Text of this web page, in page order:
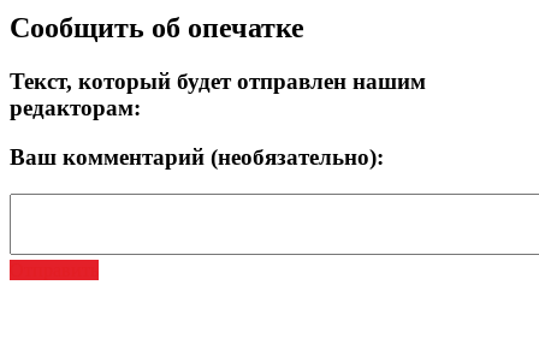
Сообщить об опечатке
Текст, который будет отправлен нашим
редакторам:
Ваш комментарий (необязательно):